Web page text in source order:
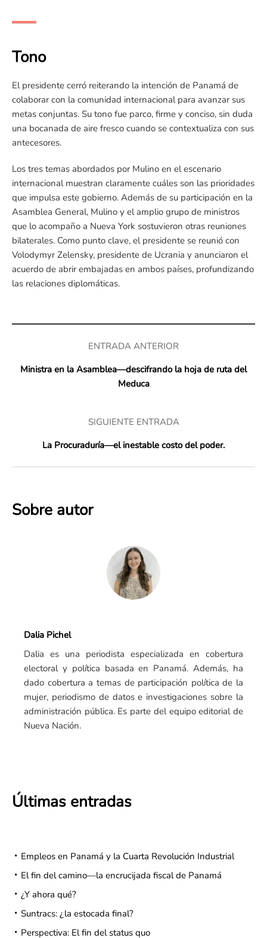
Tono
El presidente cerró reiterando la intención de Panamá de
colaborar con la comunidad internacional para avanzar sus
metas conjuntas. Su tono fue parco, firme y conciso, sin duda
una bocanada de aire fresco cuando se contextualiza con sus
antecesores.
Los tres temas abordados por Mulino en el escenario
internacional muestran claramente cuáles son las prioridades
que impulsa este gobierno. Además de su participación en la
Asamblea General, Mulino y el amplio grupo de ministros
que lo acompaño a Nueva York sostuvieron otras reuniones
bilaterales. Como punto clave, el presidente se reunió con
Volodymyr Zelensky, presidente de Ucrania y anunciaron el
acuerdo de abrir embajadas en ambos países, profundizando
las relaciones diplomáticas.
ENTRADA ANTERIOR
Ministra en la Asamblea—descifrando la hoja de ruta del
Meduca
SIGUIENTE ENTRADA
La Procuraduría—el inestable costo del poder.
Sobre autor
Dalia Pichel
Dalia es una periodista especializada en cobertura
electoral y política basada en Panamá. Además, ha
dado cobertura a temas de participación política de la
mujer, periodismo de datos e investigaciones sobre la
administración pública. Es parte del equipo editorial de
Nueva Nación.
Últimas entradas
Empleos en Panamá y la Cuarta Revolución Industrial
El fin del camino—la encrucijada fiscal de Panamá
¿Y ahora qué?
Suntracs: ¿la estocada final?
Perspectiva: El fin del status quo